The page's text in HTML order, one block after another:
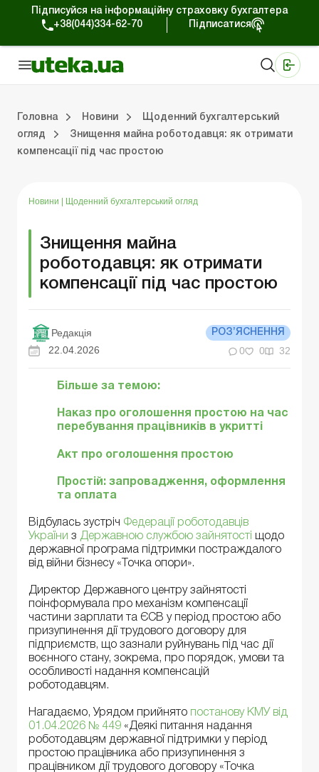
Підписуйся на інформаційну страховку бухгалтера
+38(044)334-62-70
Підписатися
Головна Новини
Щоденний бухгалтерський
огляд
Знищення майна роботодавця: як отримати
компенсації під час простою
Новини Щоденний бухгалтерський огляд
Знищення майна
роботодавця: як отримати
компенсації під час простою
Редакція РОЗ’ЯСНЕННЯ
22.04.2026 0 0 32
Більше за темою:
Наказ про оголошення простою на час
перебування працівників в укритті
Акт про оголошення простою
Простій: запровадження, оформлення
та оплата
Відбулась зустріч Федерації роботодавців
України з Державною службою зайнятості
щодо
державної програма підтримки постраждалого
від війни бізнесу «Точка опори».
Директор Державного центру зайнятості
поінформувала про механізм компенсації
частини зарплати та ЄСВ у період простою або
призупинення дії трудового договору для
підприємств, що зазнали руйнувань під час дії
воєнного стану, зокрема, про порядок, умови та
особливості надання компенсацій
роботодавцям.
Нагадаємо, Урядом прийнято постанову КМУ від
01.04.2026 № 449 «Деякі питання надання
роботодавцям державної підтримки у період
простою працівника або призупинення з
працівником дії трудового договору «Точка